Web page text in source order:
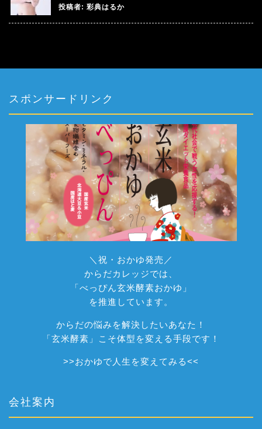
投稿者: 彩典はるか
スポンサードリンク
＼祝・おかゆ発売／
からだカレッジでは、
「べっぴん玄米酵素おかゆ」
を推進しています。
からだの悩みを解決したいあなた！
「玄米酵素」こそ体型を変える手段です！
>>おかゆで人生を変えてみる<<
会社案内